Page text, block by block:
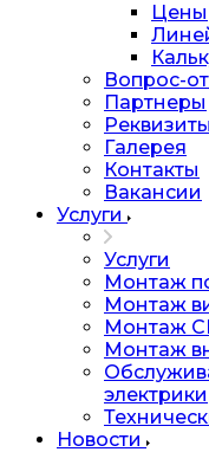
Цены
Вопрос-
Партнеры
Реквизиты
Галерея
Контакты
Вакансии
Услуги
Услуги
Монтаж
Монтаж
Монтаж
Монтаж
электрики
Новости